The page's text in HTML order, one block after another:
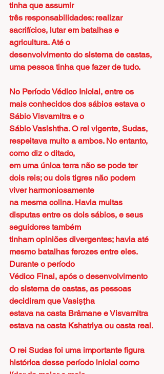
tinha que assumir
três responsabilidades: realizar
sacrifícios, lutar em batalhas e
agricultura. Até o
desenvolvimento do sistema de castas,
uma pessoa tinha que fazer de tudo.
No Período Védico Inicial, entre os
mais conhecidos dos sábios estava o
Sábio Visvamitra e o
Sábio Vasishtha. O rei vigente, Sudas,
respeitava muito a ambos. No entanto,
como diz o ditado,
em uma única terra não se pode ter
dois reis; ou dois tigres não podem
viver harmoniosamente
na mesma colina. Havia muitas
disputas entre os dois sábios, e seus
seguidores também
tinham opiniões divergentes; havia até
mesmo batalhas ferozes entre eles.
Durante o período
Védico Final, após o desenvolvimento
do sistema de castas, as pessoas
decidiram que Vasiṣṭha
estava na casta Brâmane e Visvamitra
estava na casta Kshatriya ou casta real.
O rei Sudas foi uma importante figura
histórica desse período inicial como